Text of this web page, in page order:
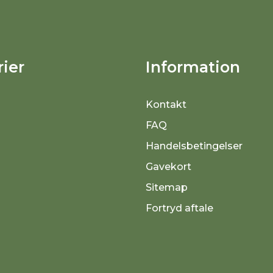
Information
Kontakt
FAQ
Handelsbetingelser
Gavekort
Sitemap
Fortryd aftale